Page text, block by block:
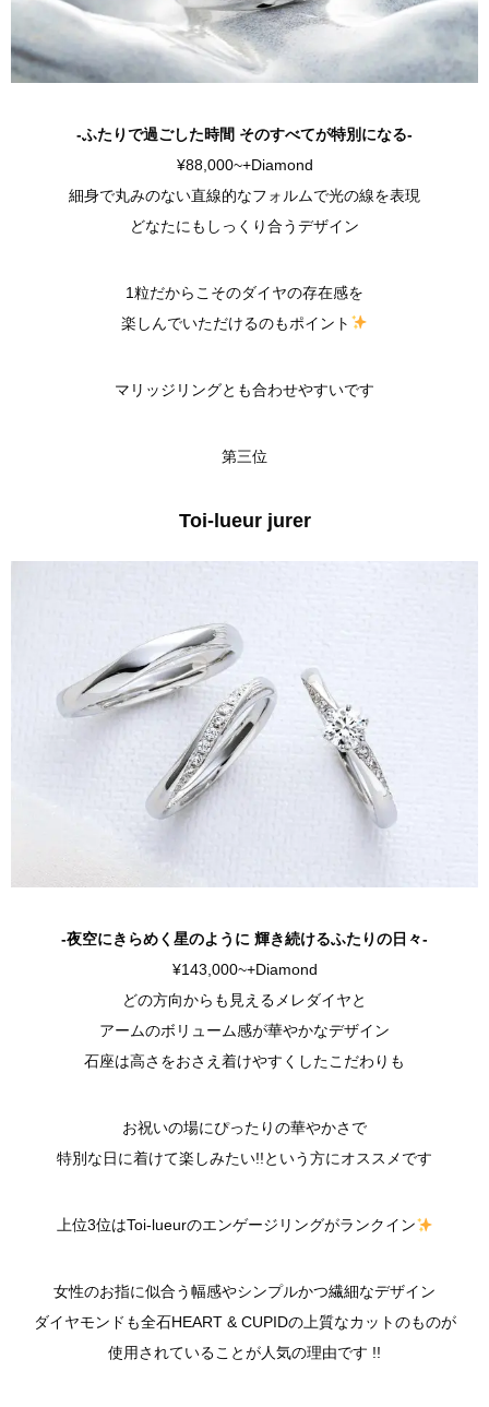
-ふたりで過ごした時間 そのすべてが特別になる-
¥88,000~+Diamond
細身で丸みのない直線的なフォルムで光の線を表現
どなたにもしっくり合うデザイン
1粒だからこそのダイヤの存在感を
楽しんでいただけるのもポイント
マリッジリングとも合わせやすいです
第三位
Toi-lueur jurer
-夜空にきらめく星のように 輝き続けるふたりの日々-
¥143,000~+Diamond
どの方向からも見えるメレダイヤと
アームのボリューム感が華やかなデザイン
石座は高さをおさえ着けやすくしたこだわりも
お祝いの場にぴったりの華やかさで
特別な日に着けて楽しみたい!!という方にオススメです
上位3位はToi-lueurのエンゲージリングがランクイン
女性のお指に似合う幅感やシンプルかつ繊細なデザイン
ダイヤモンドも全石HEART & CUPIDの上質なカットのものが
使用されていることが人気の理由です !!